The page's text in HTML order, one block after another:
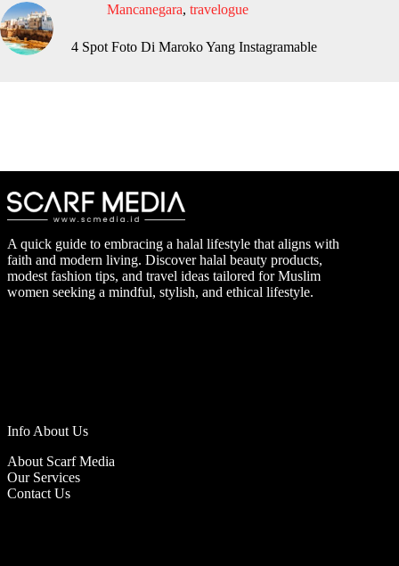
Mancanegara, travelogue
4 Spot Foto Di Maroko Yang Instagramable
A quick guide to embracing a halal lifestyle that aligns with
faith and modern living. Discover halal beauty products,
modest fashion tips, and travel ideas tailored for Muslim
women seeking a mindful, stylish, and ethical lifestyle.
Info About Us
About Scarf Media
Our Services
Contact Us